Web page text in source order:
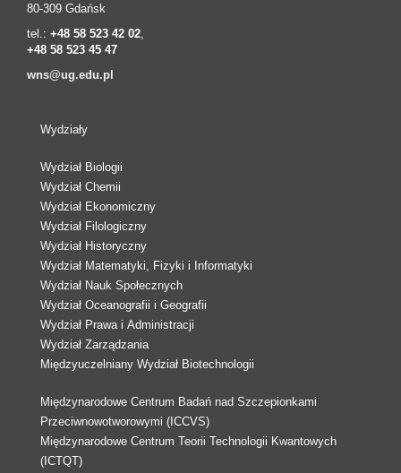
80-309 Gdańsk
tel.: +48 58 523 42 02
+48 58 523 45 47
wns@ug.edu.pl
Wydziały
Wydział Biologii
Wydział Chemii
Wydział Ekonomiczny
Wydział Filologiczny
Wydział Historyczny
Wydział Matematyki, Fizyki i Informatyki
Wydział Nauk Społecznych
Wydział Oceanografii i Geografii
Wydział Prawa i Administracji
Wydział Zarządzania
Międzyuczelniany Wydział Biotechnologii
Międzynarodowe Centrum Badań nad Szczepionkami
Przeciwnowotworowymi (ICCVS)
Międzynarodowe Centrum Teorii Technologii Kwantowych
(ICTQT)